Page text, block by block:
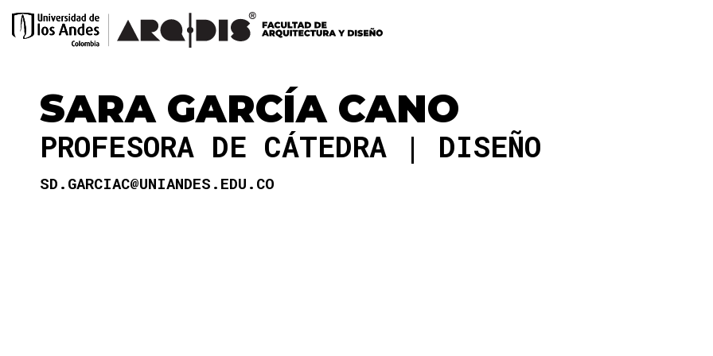
SARA GARCÍA CANO
PROFESORA DE CÁTEDRA DISEÑO
SD.GARCIAC@UNIANDES.EDU.CO